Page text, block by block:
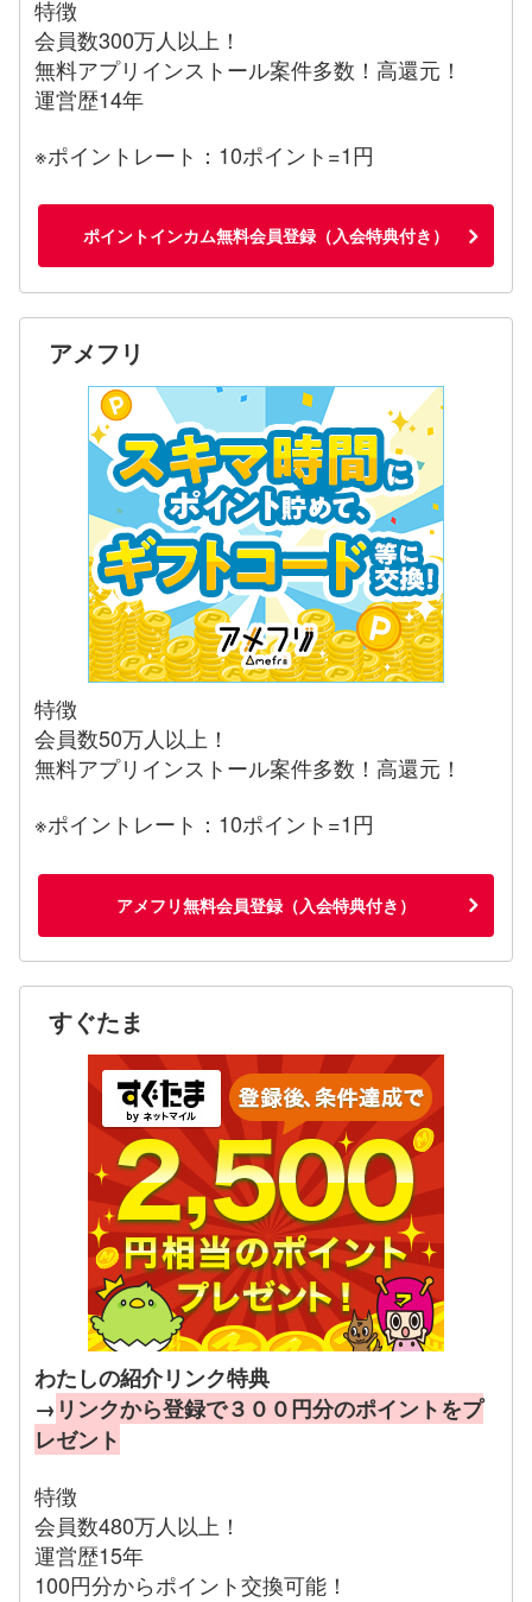
特徴
会員数300万人以上！
無料アプリインストール案件多数！高還元！
運営歴14年
※ポイントレート：10ポイント=1円
ポイントインカム無料会員登録（入会特典付き）
アメフリ
特徴
会員数50万人以上！
無料アプリインストール案件多数！高還元！
※ポイントレート：10ポイント=1円
アメフリ無料会員登録（入会特典付き）
すぐたま
わたしの紹介リンク特典
→ リンクから登録で３００円分のポイントをプ
レゼント
特徴
会員数480万人以上！
運営歴15年
100円分からポイント交換可能！